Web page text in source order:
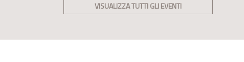
VISUALIZZA TUTTI GLI EVENTI